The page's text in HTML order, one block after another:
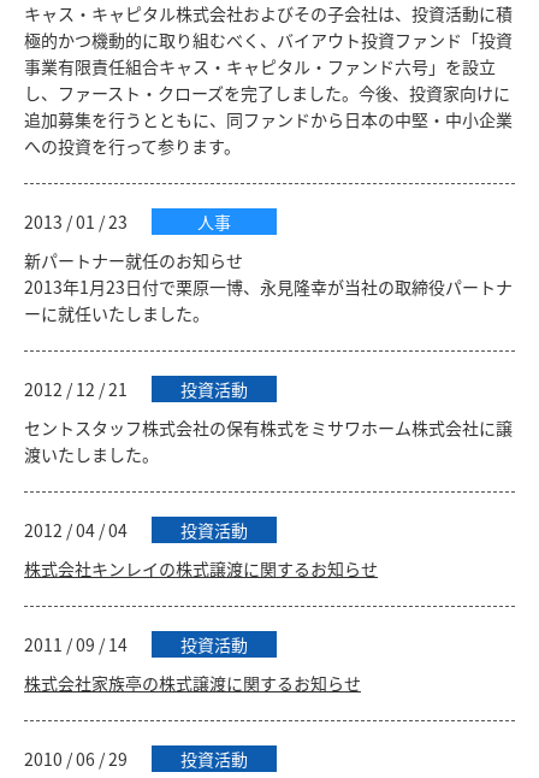
キャス・キャピタル株式会社およびその子会社は、投資活動に積
極的かつ機動的に取り組むべく、バイアウト投資ファンド「投資
事業有限責任組合キャス・キャピタル・ファンド六号」を設立
し、ファースト・クローズを完了しました。今後、投資家向けに
追加募集を行うとともに、同ファンドから日本の中堅・中小企業
への投資を行って参ります。
2013 / 01 / 23
人事
新パートナー就任のお知らせ
2013年1月23日付で栗原一博、永見隆幸が当社の取締役パートナ
ーに就任いたしました。
2012 / 12 / 21
投資活動
セントスタッフ株式会社の保有株式をミサワホーム株式会社に譲
渡いたしました。
2012 / 04 / 04
投資活動
株式会社キンレイの株式譲渡に関するお知らせ
2011 / 09 / 14
投資活動
株式会社家族亭の株式譲渡に関するお知らせ
2010 / 06 / 29
投資活動